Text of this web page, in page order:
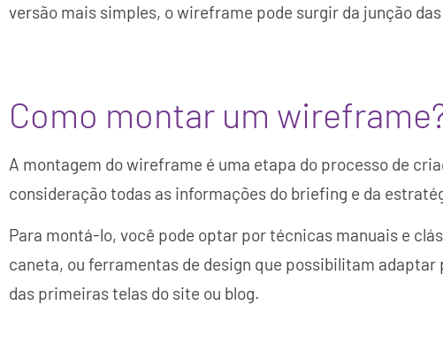
versão mais simples, o wireframe pode surgir da junção
Como montar um
A montagem do wireframe é uma etapa do processo de
consideração todas as informações do briefing e da
Para montá-lo, você pode optar por técnicas manuais e
caneta, ou ferramentas de design que possibilitam
das primeiras telas do site ou blog.